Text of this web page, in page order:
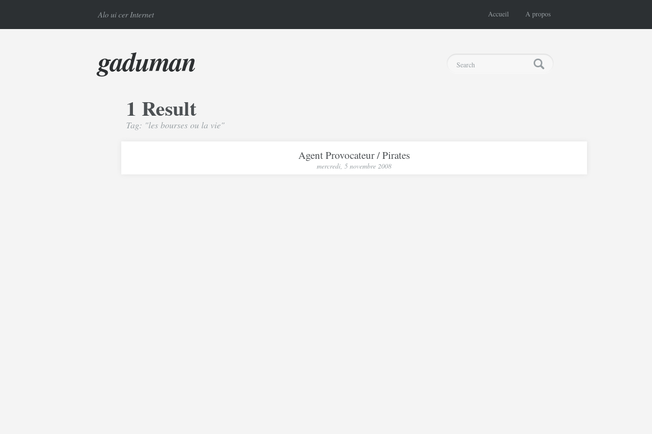
Alo ui cer Internet Accueil A propos
gaduman
1 Result
Tag: "les bourses ou la vie"
Agent Provocateur / Pirates
mercredi, 5 novembre 2008